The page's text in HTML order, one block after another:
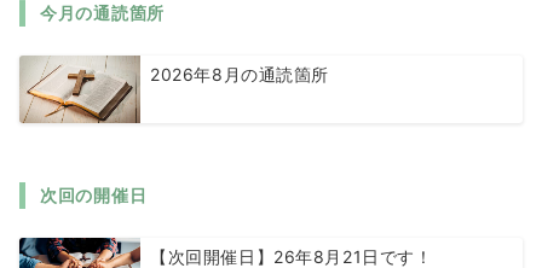
今月の通読箇所
2026年8月の通読箇所
次回の開催日
【次回開催日】26年8月21日です！